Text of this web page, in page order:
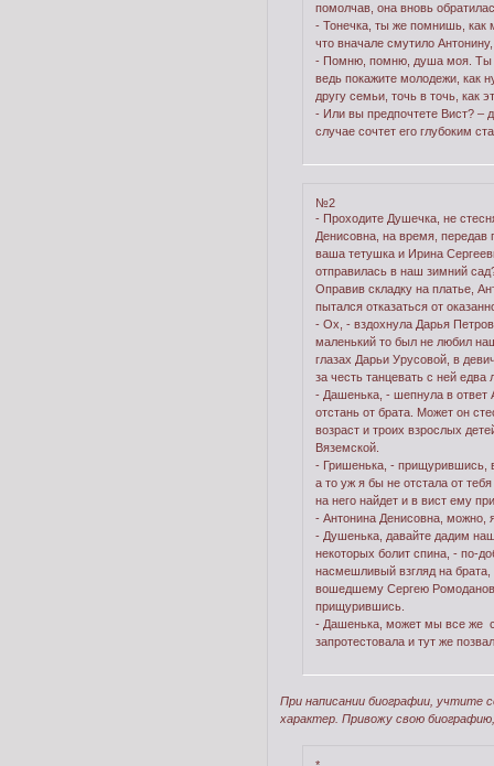
помолчав, она вновь
- Тонечка, ты же помнишь, как
что вначале смутило
- Помню, помню, душа моя. Ты
ведь покажите молодежи, как
другу семьи, точь в точь, как
- Или вы предпочтете Вист? –
случае сочтет его глубоким
№2
- Проходите Душечка, не
Денисовна, на время, передав
ваша тетушка и Ирина
отправилась в наш зимний
Оправив складку на платье,
пытался отказаться от
- Ох, - вздохнула Дарья
маленький то был не любил
глазах Дарьи Урусовой, в
за честь танцевать с ней едва
- Дашенька, - шепнула в ответ
отстань от брата. Может он
возраст и троих взрослых
Вяземской.
- Гришенька, - прищурившись,
а то уж я бы не отстала от
на него найдет и в вист ему
- Антонина Денисовна, можно,
- Душенька, давайте дадим
некоторых болит спина, - по-
насмешливый взгляд на брата,
вошедшему Сергею
прищурившись.
- Дашенька, может мы все же
запротестовала и тут же
При написании биографии, учтите
характер. Привожу свою